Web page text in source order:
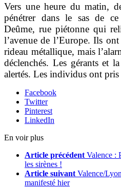
Vers une heure du matin,
pénétrer dans le sas de
Deûme, rue piétonne qui
l’avenue de l’Europe. Ils
rideau métallique, mais
déclenchés. Les gérants et
alertés. Les individus ont
Facebook
Twitter
Pinterest
LinkedIn
En voir plus
Article précédent Valence :
les sirènes !
Article suivant Valence/
manifesté hier